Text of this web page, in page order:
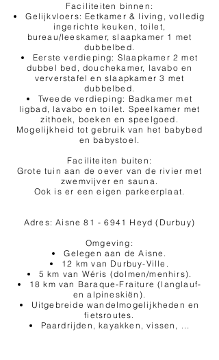
Faciliteiten binnen:
Gelijkvloers: Eetkamer & living, volledig
ingerichte keuken, toilet,
bureau/leeskamer, slaapkamer 1 met
dubbelbed.
Eerste verdieping: Slaapkamer 2 met
dubbel bed, douchekamer, lavabo en
ververstafel en slaapkamer 3 met
dubbelbed.
Tweede verdieping: Badkamer met
ligbad, lavabo en toilet. Speelkamer met
zithoek, boeken en speelgoed.
Mogelijkheid tot gebruik van het babybed
en babystoel.
Faciliteiten buiten:
Grote tuin aan de oever van de rivier met
zwemvijver en sauna.
Ook is er een eigen parkeerplaat.
Adres: Aisne 81 - 6941 Heyd (Durbuy)
Omgeving:
Gelegen aan de Aisne.
12 km van Durbuy-Ville.
5 km van Wéris (dolmen/menhirs).
18 km van Baraque-Fraiture (langlauf-
en alpineskiën).
Uitgebreide wandelmogelijkheden en
fietsroutes.
Paardrijden, kayakken, vissen, ...